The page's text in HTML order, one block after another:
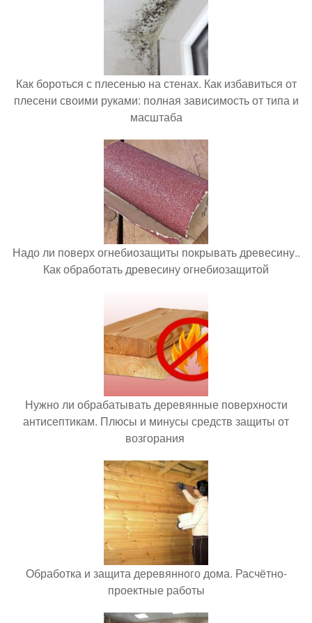
Как бороться с плесенью на стенах. Как избавиться от
плесени своими руками: полная зависимость от типа и
масштаба
Надо ли поверх огнебиозащиты покрывать древесину..
Как обработать древесину огнебиозащитой
Нужно ли обрабатывать деревянные поверхности
антисептикам. Плюсы и минусы средств защиты от
возгорания
Обработка и защита деревянного дома. Расчётно-
проектные работы